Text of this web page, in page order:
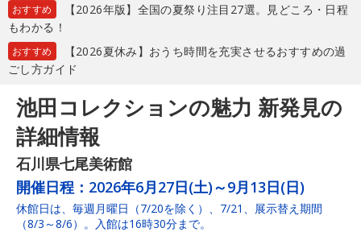
おすすめ
【2026年版】全国の夏祭り注目27選。見どころ・日程
もわかる！
おすすめ
【2026夏休み】おうち時間を充実させるおすすめの過
ごし方ガイド
池田コレクションの魅力 新発見の
詳細情報
石川県七尾美術館
開催日程： 2026年6月27日(土)～9月13日(日)
休館日は、毎週月曜日（7/20を除く）、7/21、展示替え期間
（8/3～8/6）。入館は16時30分まで。